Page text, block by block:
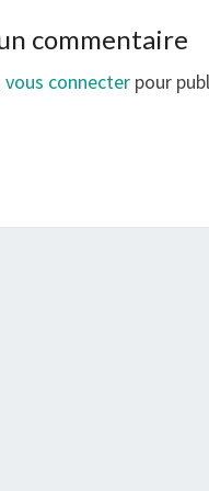
commentaire
vous connecter pour